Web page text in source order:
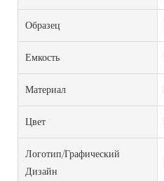
Образец
Емкость
Материал
Цвет
Логотип/графический
Дизайн